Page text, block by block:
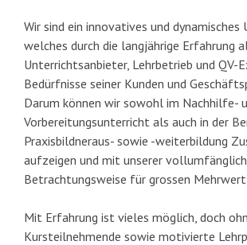
Wir sind ein innovatives und dynamisches
welches durch die langjährige Erfahrung
Unterrichtsanbieter, Lehrbetrieb und QV-
Bedürfnisse seiner Kunden und
Darum können wir sowohl im Nachhilfe-
Vorbereitungsunterricht als auch in der
Praxisbildneraus- sowie -weiterbildung
aufzeigen und mit unserer
Betrachtungsweise für grossen Mehrwert
Mit Erfahrung ist vieles möglich, doch
Kursteilnehmende sowie motivierte